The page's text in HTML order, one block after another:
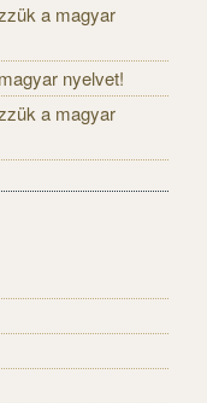
a magyar
nyelvet!
a magyar